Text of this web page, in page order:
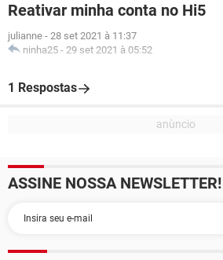
Reativar minha conta no Hi5
julianne - 28 set 2021 à 11:37
ninha25 - 29 set 2021 à 05:52
1 Respostas
ASSINE NOSSA NEWSLETTER!